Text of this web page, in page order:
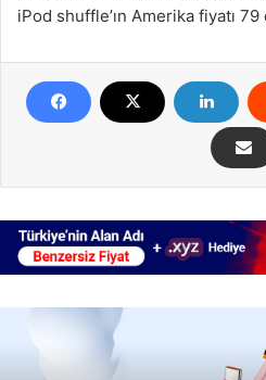
iPod shuffle’ın Amerika fiyatı 79